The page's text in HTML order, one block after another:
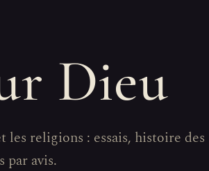
Dieu
religions : essais, histoire des
par avis.